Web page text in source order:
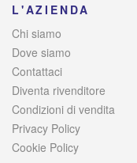
L'AZIENDA
Chi siamo
Dove siamo
Contattaci
Diventa rivenditore
Condizioni di vendita
Privacy Policy
Cookie Policy